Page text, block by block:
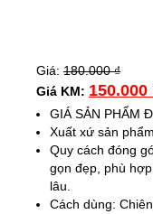
Giá: 180.000₫
Giá KM: 150.000
GIÁ SẢN PHẨM
Xuất xứ sản
Quy cách đóng
gọn đẹp, phù
lâu.
Cách dùng: